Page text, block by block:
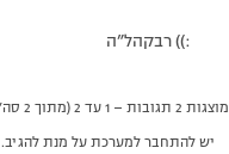
:)) רבקהל”ה
מוצגות 2 תגובות – 1 עד 2 (מתוך 2 סה״כ)
יש להתחבר למערכת על מנת להגיב.